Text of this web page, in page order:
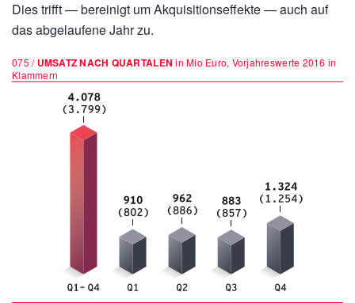
Dies trifft — bereinigt um Akquisitionseffekte — auch auf
das abgelaufene Jahr zu.
075 / UMSATZ NACH QUARTALEN in Mio Euro, Vorjahreswerte 2016 in
Klammern